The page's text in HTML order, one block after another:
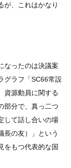
が、これはかなり
なったのは決議案
グラフ「SC66常設
資源動員に関する
部分で、真っ二つ
して話し合いの場
長の友）」という
をもつ代表的な国